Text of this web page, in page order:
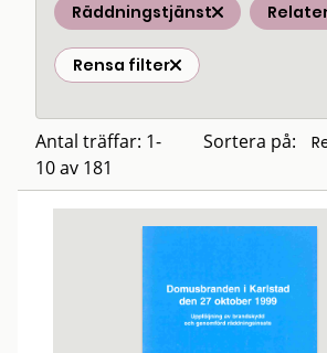
Räddningstjänst
Rensa filter
Antal träffar: 1-
10 av 181
Sortera på: